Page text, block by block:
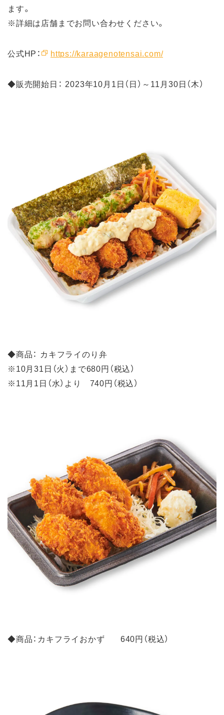
ます。
※詳細は店舗までお問い合わせください。
公式HP： https://karaagenotensai.com/
◆販売開始日： 2023年10月1日（日）～11月30日（木）
◆商品： カキフライのり弁
※10月31日（火）まで680円（税込）
※11月1日（水）より 740円（税込）
◆商品：カキフライおかず 640円（税込）